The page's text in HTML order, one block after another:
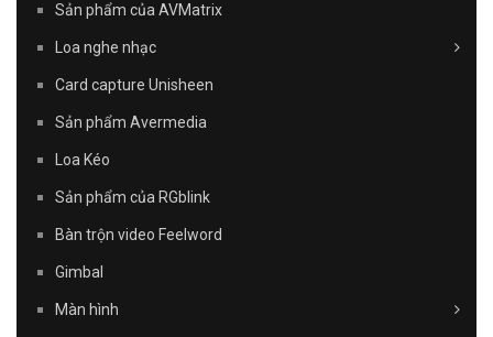
Sản phẩm của AVMatrix
Loa nghe nhạc
Card capture Unisheen
Sản phẩm Avermedia
Loa Kéo
Sản phẩm của RGblink
Bàn trộn video Feelword
Gimbal
Màn hình